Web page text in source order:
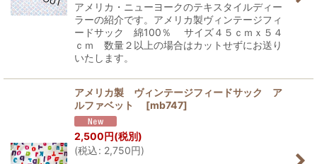
アメリカ・ニューヨークのテキスタイルディー
ラーの紹介です。アメリカ製ヴィンテージフィ
ードサック 綿100％ サイズ４５ｃｍｘ５４
ｃｍ 数量２以上の場合はカットせずにお送り
いたします。
アメリカ製 ヴィンテージフィードサック ア
ルファベット
[mb747]
2,500円(税別)
(税込: 2,750円)